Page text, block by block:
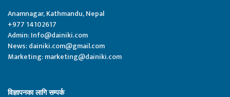
Anamnagar, Kathmandu, Nepal
+977 14102617
Admin:Info@dainiki.com
News:dainiki.com@gmail.com
Marketing:marketing@dainiki.com
विज्ञापनका लागि सम्पर्क